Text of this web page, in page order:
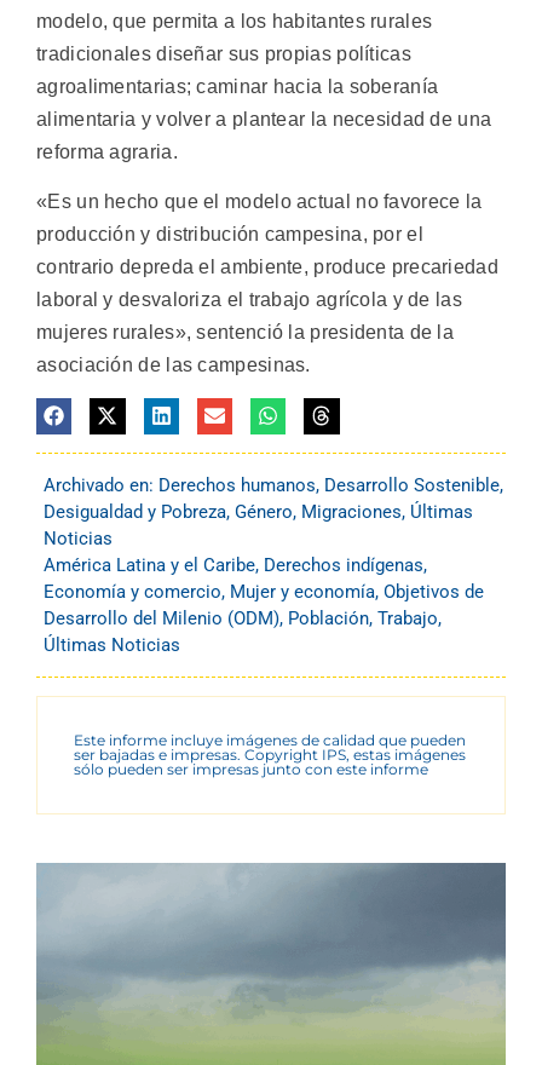
modelo, que permita a los habitantes rurales
tradicionales diseñar sus propias políticas
agroalimentarias; caminar hacia la soberanía
alimentaria y volver a plantear la necesidad de una
reforma agraria.
«Es un hecho que el modelo actual no favorece la
producción y distribución campesina, por el
contrario depreda el ambiente, produce precariedad
laboral y desvaloriza el trabajo agrícola y de las
mujeres rurales», sentenció la presidenta de la
asociación de las campesinas.
Archivado en: Derechos humanos, Desarrollo Sostenible,
Desigualdad y Pobreza, Género, Migraciones, Últimas
Noticias
América Latina y el Caribe, Derechos indígenas,
Economía y comercio, Mujer y economía, Objetivos de
Desarrollo del Milenio (ODM), Población, Trabajo,
Últimas Noticias
Este informe incluye imágenes de calidad que pueden
ser bajadas e impresas. Copyright IPS, estas imágenes
sólo pueden ser impresas junto con este informe